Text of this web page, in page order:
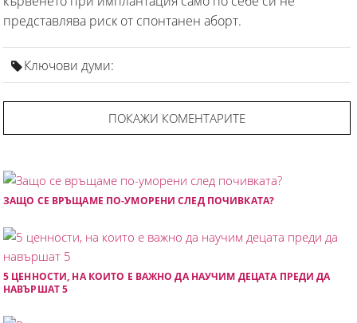
представлява риск от спонтанен аборт.
Ключови думи:
ПОКАЖИ КОМЕНТАРИТЕ
ЗАЩО СЕ ВРЪЩАМЕ ПО-УМОРЕНИ СЛЕД ПОЧИВКАТА?
5 ЦЕННОСТИ, НА КОИТО Е ВАЖНО ДА НАУЧИМ ДЕЦАТА ПРЕДИ ДА
НАВЪРШАТ 5